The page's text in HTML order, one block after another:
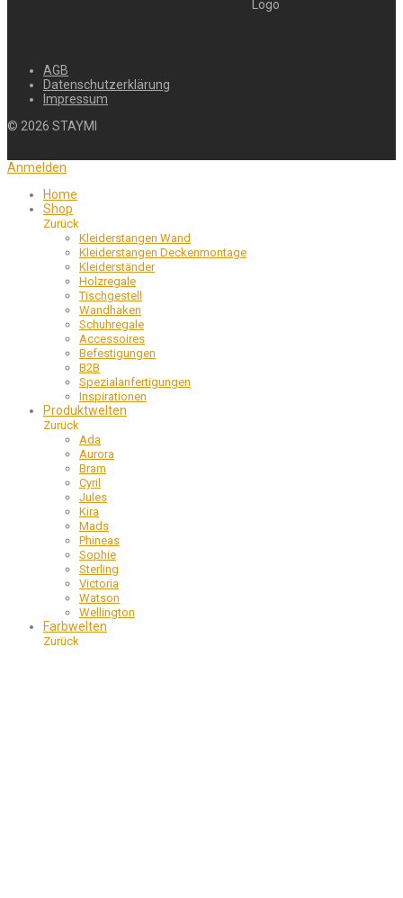
AGB
Datenschutzerklärung
Impressum
© 2026 STAYMI
Anmelden
Home
Shop
Zurück
Kleiderstangen Wand
Kleiderstangen Deckenmontage
Kleiderständer
Holzregale
Tischgestell
Wandhaken
Schuhregale
Accessoires
Befestigungen
B2B
Spezialanfertigungen
Inspirationen
Produktwelten
Zurück
Ada
Aurora
Bram
Cyril
Jules
Kira
Mads
Phineas
Sophie
Sterling
Victoria
Watson
Wellington
Farbwelten
Zurück